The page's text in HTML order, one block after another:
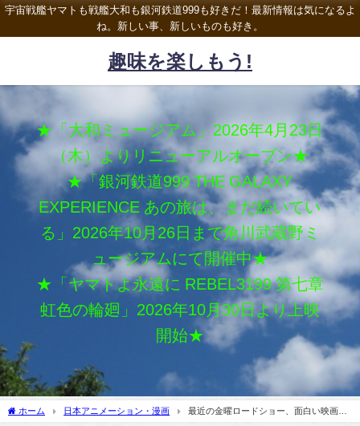
宇宙戦艦ヤマトも戦艦大和も銀河鉄道999も好きだ！最新情報は気になるよ
ね。新しい事、新しいものも好き。
趣味を楽しもう!
★「大和ミュージアム」2026年4月23日
（木）よりリニューアルオープン★
★「銀河鉄道999 THE GALAXY
EXPERIENCE あの旅は、まだ続いてい
る」2026年10月26日まで角川武蔵野ミ
ュージアムにて開催中★
★「ヤマトよ永遠に REBEL3199 第七章
虹色の輪廻」2026年10月30日より上映
開始★
ホーム 日本アニメーション・漫画
最近の金曜ロードショー、面白い映画が